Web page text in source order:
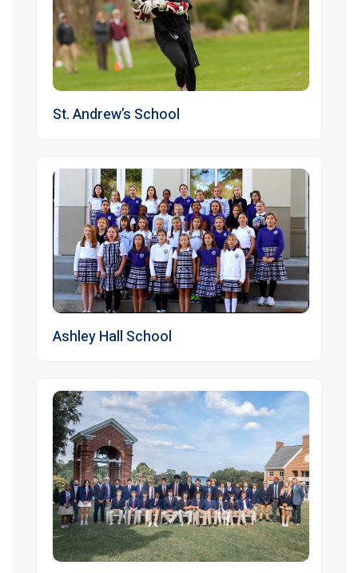
St. Andrew’s School
Ashley Hall School